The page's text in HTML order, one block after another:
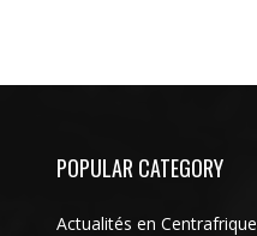
POPULAR CATEGORY
Actualités en Centrafrique